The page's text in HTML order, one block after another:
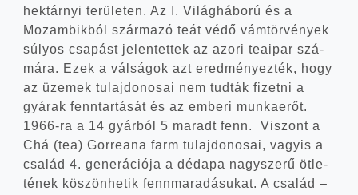
hek­tár­nyi terü­le­ten. Az I. Világ­há­bo­rú és a
Mozam­bik­ból szár­ma­zó teát védő vám­tör­vé­nyek
súlyos csa­pást jelen­tet­tek az azo­ri tea­ipar szá­
má­ra. Ezek a vál­sá­gok azt ered­mé­nyez­ték, hogy
az üze­mek tulaj­do­no­sai nem tud­ták fizet­ni a
gyá­rak fenn­tar­tá­sát és az embe­ri mun­ka­erőt.
1966-ra a 14 gyár­ból 5 maradt fenn. Viszont a
Chá (tea) Gor­re­a­na farm tulaj­do­no­sai, vagy­is a
csa­lád 4. gene­rá­ci­ó­ja a déd­apa nagy­sze­rű ötle­
té­nek köszön­he­tik fenn­ma­ra­dá­su­kat. A csa­lád –